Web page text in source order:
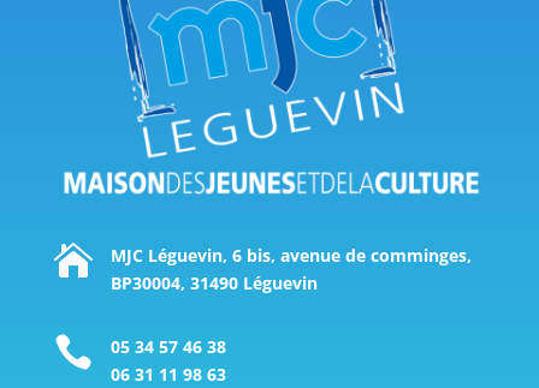

MJC Léguevin, 6 bis, avenue de comminges,
BP30004, 31490 Léguevin

05 34 57 46 38
06 31 11 98 63